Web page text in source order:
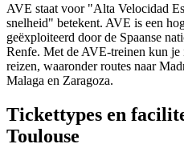
AVE staat voor "Alta Velocidad
snelheid" betekent. AVE is een
geëxploiteerd door de Spaanse
Renfe. Met de AVE-treinen kun je
reizen, waaronder routes naar
Malaga en Zaragoza.
Tickettypes en
Toulouse